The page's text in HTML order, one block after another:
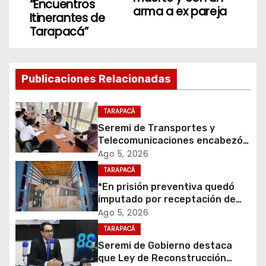
c
i
ó
n
d
e
e
n
arma a ex pareja
“Encuentros
Itinerantes de
Tarapacá”
Publicaciones Relacionadas
TARAPACÁ
Seremi de Transportes y
Telecomunicaciones encabezó
primera mesa de coordinación
para el retiro de cables en
desuso en Iquique
Ago 5, 2026
TARAPACÁ
*En prisión preventiva quedó
imputado por receptación de
cigarrillos avaluados en $1.600
millones*
Ago 5, 2026
TARAPACÁ
Seremi de Gobierno destaca
que Ley de Reconstrucción